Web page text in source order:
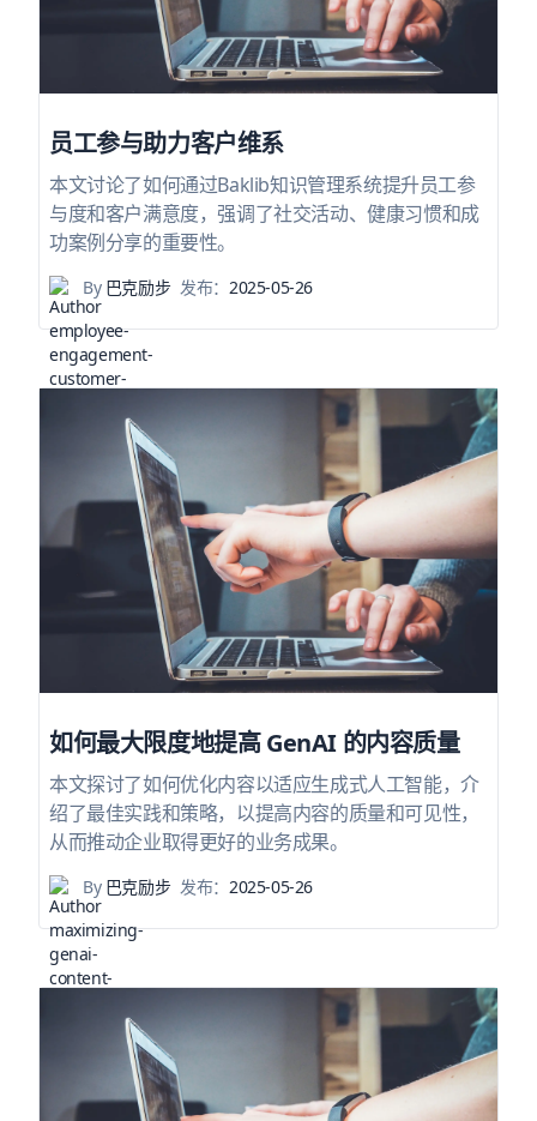
员工参与助力客户维系
本文讨论了如何通过Baklib知识管理系统提升员工参
与度和客户满意度，强调了社交活动、健康习惯和成
功案例分享的重要性。
By巴克励步 发布： 2025-05-26
如何最大限度地提高 GenAI 的内容质量
本文探讨了如何优化内容以适应生成式人工智能，介
绍了最佳实践和策略，以提高内容的质量和可见性，
从而推动企业取得更好的业务成果。
By巴克励步 发布：2025-05-26